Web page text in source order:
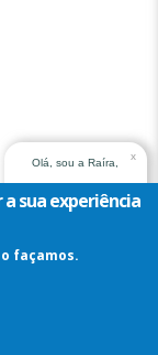
Olá, sou a Raíra,
assistente virtual do
TRT14. Em que posso
x
sua experiência
façamos.